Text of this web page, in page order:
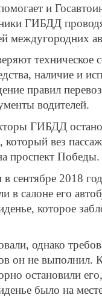
и
ГИБДД
междугородних
техническое
наличие и
правил
водителей.
ГИБДД
который вез
проспект Победы.
сентябре 2018
в салоне его
которое
однако
он не выполнил.
остановили его,
было на